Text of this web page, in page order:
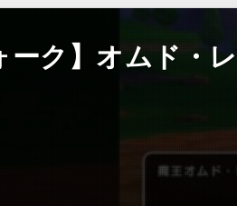
ーク】オムド・